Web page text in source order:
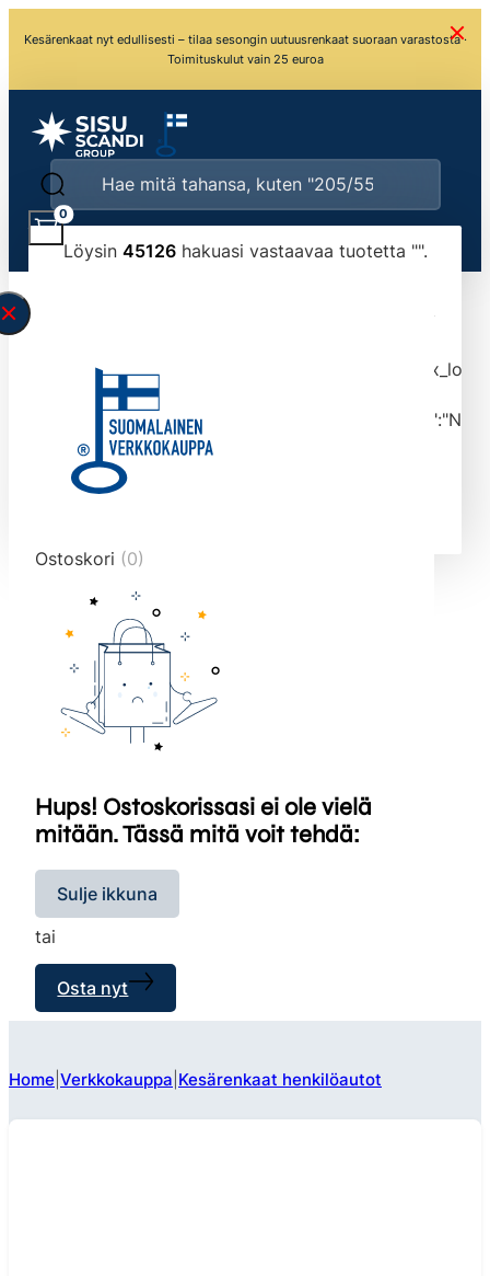
Kesärenkaat nyt edullisesti – tilaa sesongin uutuusrenkaat suoraan varastosta ·
Toimituskulut vain 25 euroa
Löysin 45126hakuasi vastaavaa tuotetta "".
typed the search query correctly.<br>Currently
tmlmvi","meta_query":
data-original-query-vars="[]" data-page="1"
data-max-pages="4513" data-start="1" data-
end="10">
0
Ostoskori (0)
Hups! Ostoskorissasi ei ole vielä
mitään. Tässä mitä voit tehdä:
Sulje ikkuna
tai
Osta nyt
Home Verkkokauppa Kesärenkaat henkilöautot